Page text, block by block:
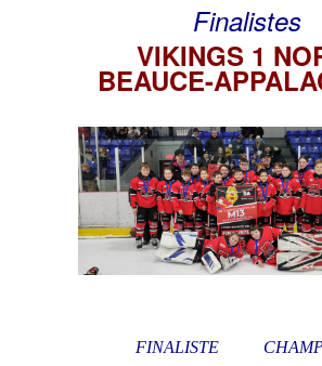
Finalistes
VIKINGS 1
BEAUCE-
FINALISTE